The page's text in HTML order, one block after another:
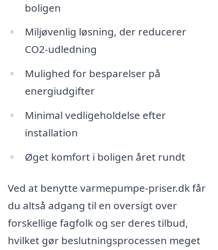
boligen
Miljøvenlig løsning, der reducerer
CO2-udledning
Mulighed for besparelser på
energiudgifter
Minimal vedligeholdelse efter
installation
Øget komfort i boligen året rundt
Ved at benytte varmepumpe-priser.dk får
du altså adgang til en oversigt over
forskellige fagfolk og ser deres tilbud,
hvilket gør beslutningsprocessen meget